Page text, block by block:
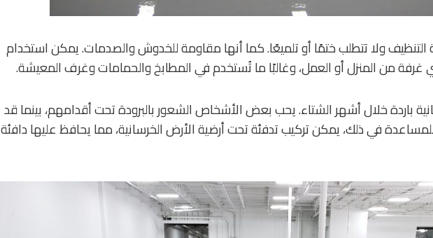
ولا تتطلب ختمًا أو تلميعًا. كما أنها مقاومة للخدوش والصدمات. يمكن استخدام
غرفة من المنزل أو العمل، وغالبًا ما تُستخدم في المطابخ والحمامات وغرف المعيشة.
باردة خلال أشهر الشتاء. يحب بعض الأشخاص الشعور بالبرودة تحت أقدامهم، بينما قد
في ذلك، يمكن تركيب تدفئة تحت أرضية الأرض الخرسانية، مما يحافظ عليها دافئة